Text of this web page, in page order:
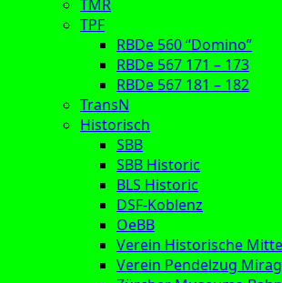
TMR
TPF
RBDe 560 “Domino”
RBDe 567 171 – 173
RBDe 567 181 – 182
TransN
Historisch
SBB
SBB Historic
BLS Historic
DSF-Koblenz
OeBB
Verein Historische
Verein Pendelzug